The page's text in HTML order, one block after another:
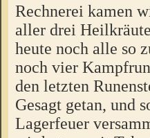
Rechnerei kamen
aller drei
heute noch alle so
noch vier
den letzten
Gesagt getan, und
Lagerfeuer